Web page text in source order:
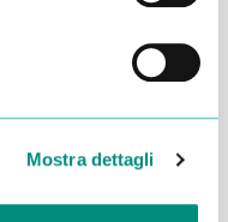
Mostra dettagli